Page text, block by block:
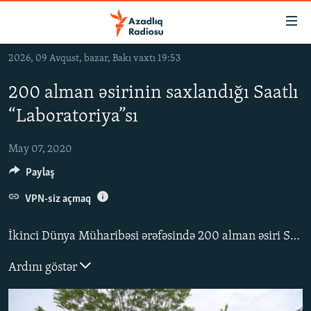
Əsas
qayıt
Əsas
naviqasiyaya
qayıt
Axtarışa
keç
#İZAHLA
KORRUPSIOMETR
#ƏSLINDƏ
FƏRQƏ BAX
QANUNI DOĞRU
VIDEO
FOTOQALEREYA
RADIO ARXIV
OXU ZALI
HAQQIMIZDA
2026, 09 Avqust, bazar, Bakı vaxtı 19:53
200 alman əsirinin saxlandığı Saatlı
“Laboratoriya”sı
May 07, 2020
İkinci Dünya Müharibəsi ərəfəsində 200 alman əsiri Saatlının Cəfərxan kəndində “Laboratoriya” adlanan yerdə saxlanıldılar.
Ardını göstər
Paylaş
VPN-siz açmaq